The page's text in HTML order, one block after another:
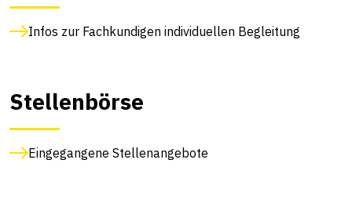
Infos zur Fachkundigen individuellen Begleitung
Stellenbörse
Eingegangene Stellenangebote